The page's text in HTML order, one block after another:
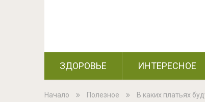
ЗДОРОВЬЕ ИНТЕРЕСНОЕ
Начало Полезное В каких платьях